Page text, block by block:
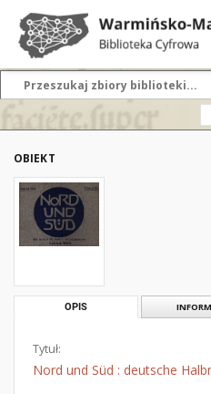
OBIEKT
OPIS
Tytuł:
Nord und Süd : deutsche